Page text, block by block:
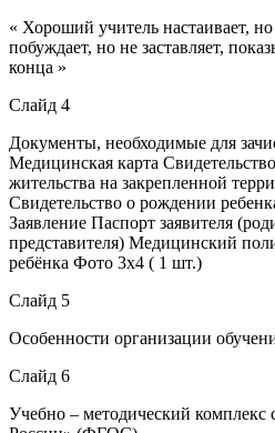
« Хороший учитель настаивает, но
побуждает, но не заставляет,
конца »
Слайд 4
Документы, необходимые для
Медицинская карта
жительства на закрепленной
Свидетельство о рождении
Заявление Паспорт заявителя
представителя) Медицинский
ребёнка Фото 3х4 ( 1 шт.)
Слайд 5
Особенности организации
Слайд 6
Учебно – методический